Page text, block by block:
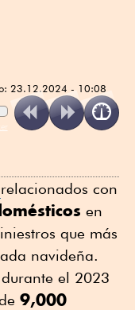
23.12.2024 - 10:08
relacionados con
en
que más
navideña.
el 2023
9,000